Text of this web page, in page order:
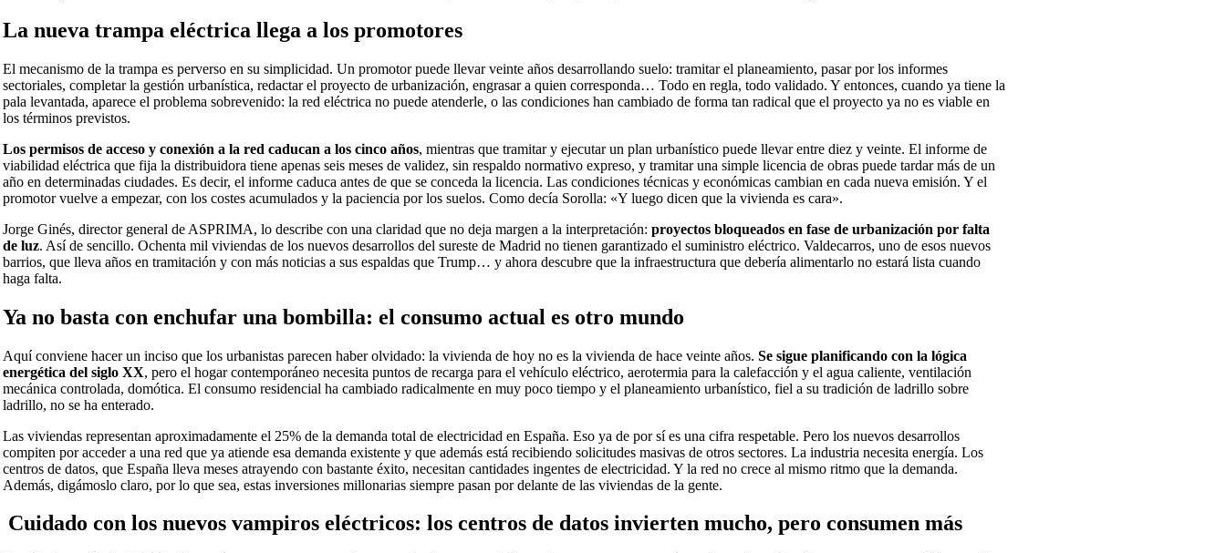
La nueva trampa eléctrica llega a los promotores
El mecanismo de la trampa es perverso en su simplicidad. Un promotor puede llevar veinte años desarrollando suelo: tramitar el planeamiento, pasar por los informes
sectoriales, completar la gestión urbanística, redactar el proyecto de urbanización, engrasar a quien corresponda… Todo en regla, todo validado. Y entonces, cuando ya tiene la
pala levantada, aparece el problema sobrevenido: la red eléctrica no puede atenderle, o las condiciones han cambiado de forma tan radical que el proyecto ya no es viable en
los términos previstos.
Los permisos de acceso y conexión a la red caducan a los cinco años, mientras que tramitar y ejecutar un plan urbanístico puede llevar entre diez y veinte. El informe de
viabilidad eléctrica que fija la distribuidora tiene apenas seis meses de validez, sin respaldo normativo expreso, y tramitar una simple licencia de obras puede tardar más de un
año en determinadas ciudades. Es decir, el informe caduca antes de que se conceda la licencia. Las condiciones técnicas y económicas cambian en cada nueva emisión. Y el
promotor vuelve a empezar, con los costes acumulados y la paciencia por los suelos. Como decía Sorolla: «Y luego dicen que la vivienda es cara».
Jorge Ginés, director general de ASPRIMA, lo describe con una claridad que no deja margen a la interpretación:proyectos bloqueados en fase de urbanización por falta
de luz. Así de sencillo. Ochenta mil viviendas de los nuevos desarrollos del sureste de Madrid no tienen garantizado el suministro eléctrico. Valdecarros, uno de esos nuevos
barrios, que lleva años en tramitación y con más noticias a sus espaldas que Trump… y ahora descubre que la infraestructura que debería alimentarlo no estará lista cuando
haga falta.
Ya no basta con enchufar una bombilla: el consumo actual es otro mundo
Aquí conviene hacer un inciso que los urbanistas parecen haber olvidado: la vivienda de hoy no es la vivienda de hace veinte años.Se sigue planificando con la lógica
energética del siglo XX, pero el hogar contemporáneo necesita puntos de recarga para el vehículo eléctrico, aerotermia para la calefacción y el agua caliente, ventilación
mecánica controlada, domótica. El consumo residencial ha cambiado radicalmente en muy poco tiempo y el planeamiento urbanístico, fiel a su tradición de ladrillo sobre
ladrillo, no se ha enterado.
Las viviendas representan aproximadamente el 25% de la demanda total de electricidad en España. Eso ya de por sí es una cifra respetable. Pero los nuevos desarrollos
compiten por acceder a una red que ya atiende esa demanda existente y que además está recibiendo solicitudes masivas de otros sectores. La industria necesita energía. Los
centros de datos, que España lleva meses atrayendo con bastante éxito, necesitan cantidades ingentes de electricidad. Y la red no crece al mismo ritmo que la demanda.
Además, digámoslo claro, por lo que sea, estas inversiones millonarias siempre pasan por delante de las viviendas de la gente.
Cuidado con los nuevos vampiros eléctricos: los centros de datos invierten mucho, pero consumen más